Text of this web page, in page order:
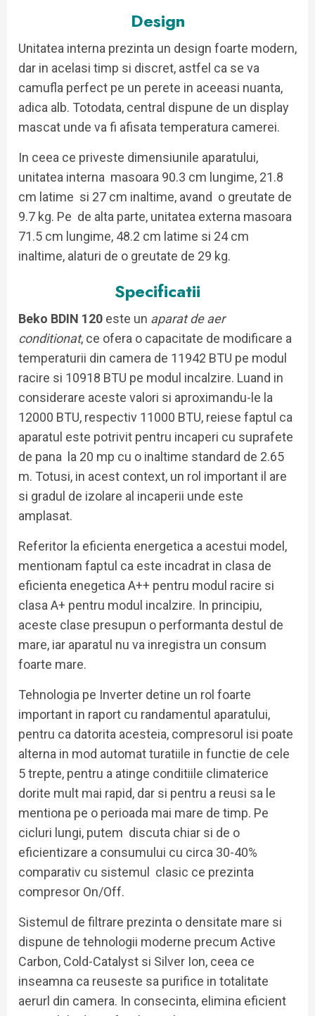
Design
Unitatea interna prezinta un design foarte modern,
dar in acelasi timp si discret, astfel ca se va
camufla perfect pe un perete in aceeasi nuanta,
adica alb. Totodata, central dispune de un display
mascat unde va fi afisata temperatura camerei.
In ceea ce priveste dimensiunile aparatului,
unitatea interna masoara 90.3 cm lungime, 21.8
cm latime si 27 cm inaltime, avand o greutate de
9.7 kg. Pe de alta parte, unitatea externa masoara
71.5 cm lungime, 48.2 cm latime si 24 cm
inaltime, alaturi de o greutate de 29 kg.
Specificatii
Beko BDIN 120 este un aparat de aer
conditionat, ce ofera o capacitate de modificare a
temperaturii din camera de 11942 BTU pe modul
racire si 10918 BTU pe modul incalzire. Luand in
considerare aceste valori si aproximandu-le la
12000 BTU, respectiv 11000 BTU, reiese faptul ca
aparatul este potrivit pentru incaperi cu suprafete
de pana la 20 mp cu o inaltime standard de 2.65
m. Totusi, in acest context, un rol important il are
si gradul de izolare al incaperii unde este
amplasat.
Referitor la eficienta energetica a acestui model,
mentionam faptul ca este incadrat in clasa de
eficienta enegetica A++ pentru modul racire si
clasa A+ pentru modul incalzire. In principiu,
aceste clase presupun o performanta destul de
mare, iar aparatul nu va inregistra un consum
foarte mare.
Tehnologia pe Inverter detine un rol foarte
important in raport cu randamentul aparatului,
pentru ca datorita acesteia, compresorul isi poate
alterna in mod automat turatiile in functie de cele
5 trepte, pentru a atinge conditiile climaterice
dorite mult mai rapid, dar si pentru a reusi sa le
mentiona pe o perioada mai mare de timp. Pe
cicluri lungi, putem discuta chiar si de o
eficientizare a consumului cu circa 30-40%
comparativ cu sistemul clasic ce prezinta
compresor On/Off.
Sistemul de filtrare prezinta o densitate mare si
dispune de tehnologii moderne precum Active
Carbon, Cold-Catalyst si Silver Ion, ceea ce
inseamna ca reuseste sa purifice in totalitate
aerurl din camera. In consecinta, elimina eficient